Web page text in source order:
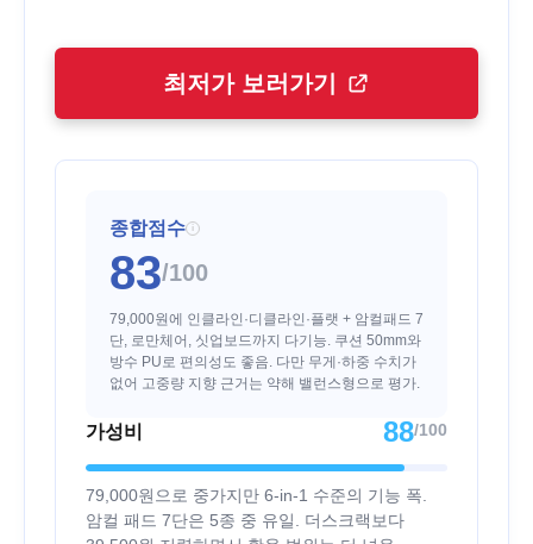
최저가 보러가기
종합점수 i
83/100
79,000원에 인클라인·디클라인·플랫 + 암컬패드 7
단, 로만체어, 싯업보드까지 다기능. 쿠션 50mm와
방수 PU로 편의성도 좋음. 다만 무게·하중 수치가
없어 고중량 지향 근거는 약해 밸런스형으로 평가.
가성비 88/100
79,000원으로 중가지만 6-in-1 수준의 기능 폭.
암컬 패드 7단은 5종 중 유일. 더스크랙보다